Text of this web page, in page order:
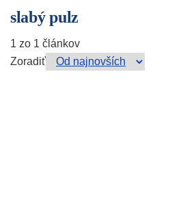
slabý pulz
1 zo 1 článkov
Zoradiť